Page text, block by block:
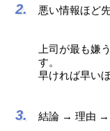
悪い情報ほど
上司が最も嫌
す。
早ければ早い
結論 → 理由 →